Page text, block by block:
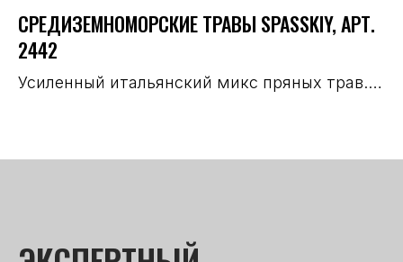
СРЕДИЗЕМНОМОРСКИЕ ТРАВЫ SPASSKIY, АРТ.
2442
Усиленный итальянский микс пряных трав.